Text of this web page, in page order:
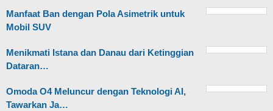
Manfaat Ban dengan Pola Asimetrik untuk
Mobil SUV
Menikmati Istana dan Danau dari Ketinggian
Dataran…
Omoda O4 Meluncur dengan Teknologi AI,
Tawarkan Ja…